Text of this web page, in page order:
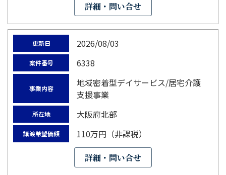
詳細・問い合せ
更新日 2026/08/03
案件番号 6338
事業内容
地域密着型デイサービス/居宅介護
支援事業
所在地 大阪府北部
譲渡希望価額 110万円（非課税）
詳細・問い合せ